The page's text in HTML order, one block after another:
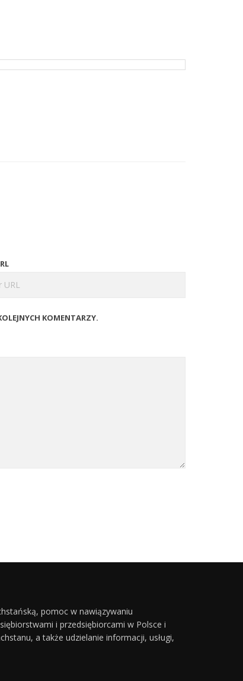
KOMENTARZY.
pomoc w nawiązywaniu
i przedsiębiorcami w Polsce i
a także udzielanie informacji, usługi,